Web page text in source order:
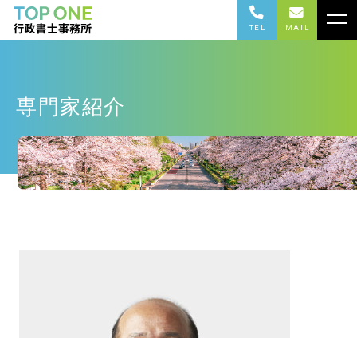
TEL MAIL
専門家紹介